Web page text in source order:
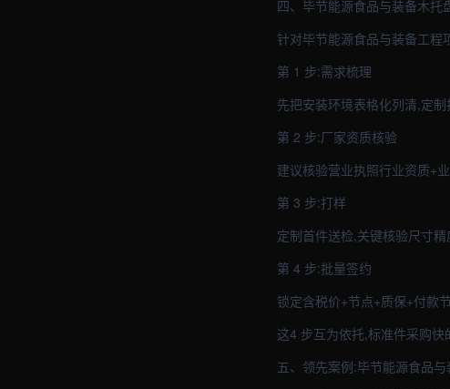
四、毕节能源食品与装备木托
针对毕节能源食品与装备工程
第 1 步:需求梳理
先把安装环境表格化列清,定
第 2 步:厂家资质核验
建议核验营业执照行业资质+
第 3 步:打样
定制首件送检,关键核验尺寸
第 4 步:批量签约
锁定含税价+节点+质保+付款
这4 步互为依托,标准件采购快
五、领先案例:毕节能源食品